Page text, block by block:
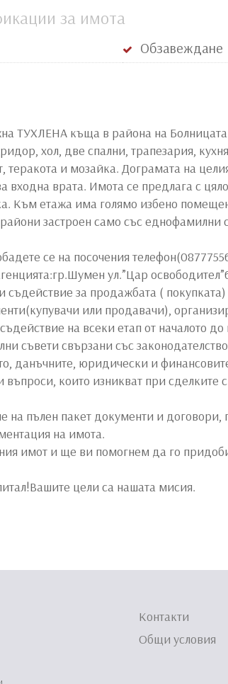
за имота
Обзавеждане
ТУХЛЕНА къща в района на
хол, две спални, трапезария,
теракота и мозайка. Дограмата на
входна врата. Имота се предлага с
Към етажа има голямо избено
застроен само със
се на посочения
ул.”Цар
за продажбата (
или продавачи),
на всеки етап от началото
съвети свързани със
данъчните, юридически и
които изникват при сделките
пълен пакет документи и договори,
на имота.
имот и ще ви помогнем да го
цели са нашата мисия.
Контакти
Общи условия